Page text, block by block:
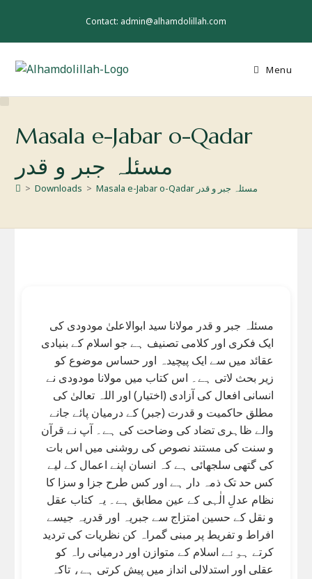
Contact: admin@alhamdolillah.com
Menu
Masala e-Jabar o-Qadar
مسئلہ جبر و قدر
> Downloads > Masala e-Jabar o-Qadar مسئلہ جبر و قدر
مسئلہ جبر و قدر مولانا سید ابوالاعلیٰ مودودی کی
ایک فکری اور کلامی تصنیف ہے جو اسلام کے بنیادی
عقائد میں سے ایک پیچیدہ اور حساس موضوع کو
زیر بحث لاتی ہے۔ اس کتاب میں مولانا مودودی نے
انسانی افعال کی آزادی (اختیار) اور اللہ تعالیٰ کی
مطلق حاکمیت و قدرت (جبر) کے درمیان پائے جانے
والے ظاہری تضاد کی وضاحت کی ہے۔ آپ نے قرآن
و سنت کی مستند نصوص کی روشنی میں اس بات
کی گتھی سلجھائی ہے کہ انسان اپنے اعمال کے لیے
کس حد تک ذمہ دار ہے اور کس طرح جزا و سزا کا
نظام عدلِ الٰہی کے عین مطابق ہے۔ یہ کتاب عقل
و نقل کے حسین امتزاج سے جبریہ اور قدریہ جیسے
افراط و تفریط پر مبنی گمراہ کن نظریات کی تردید
کرتے ہوئے اسلام کے متوازن اور درمیانی راہ کو
عقلی اور استدلالی انداز میں پیش کرتی ہے، تاکہ